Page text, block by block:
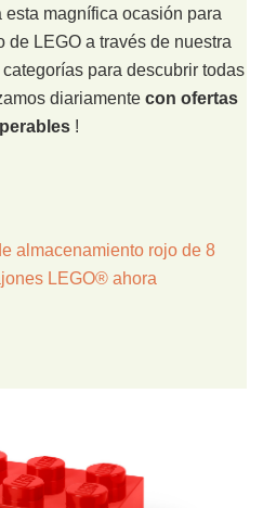
magnífica ocasión para
de LEGO a través de nuestra
para descubrir todas
diariamente con ofertas
!
almacenamiento rojo de 8
LEGO® ahora